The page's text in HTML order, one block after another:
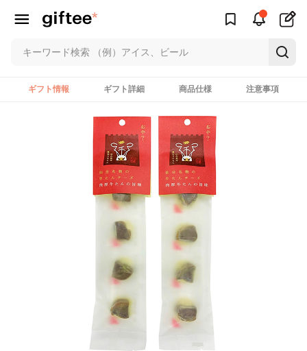
ギフト情報 ギフト詳細 商品仕様 注意事項